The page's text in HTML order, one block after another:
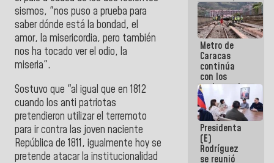
sismos, "nos puso a prueba para
saber dónde está la bondad, el
amor, la misericordia, pero también
nos ha tocado ver el odio, la
miseria".
Sostuvo que "al igual que en 1812
cuando los anti patriotas
pretendieron utilizar el terremoto
para ir contra las joven naciente
República de 1811, igualmente hoy se
pretende atacar la institucionalidad
contra el
Pueblo
Metro de
Caracas
continúa
con los
trabajos de
mantenimiento
e inspección
en la Línea 2
Presidenta
(E)
Rodríguez
se reunió